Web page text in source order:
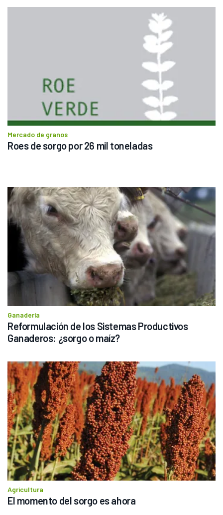
Mercado de granos
Roes de sorgo por 26 mil toneladas
Ganadería
Reformulación de los Sistemas Productivos
Ganaderos: ¿sorgo o maíz?
Agricultura
El momento del sorgo es ahora